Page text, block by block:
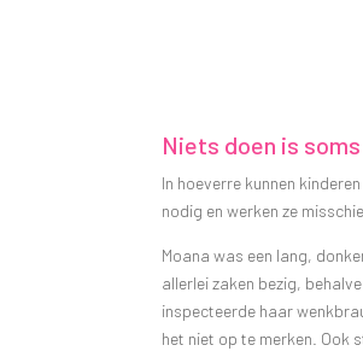
Niets doen is
In hoeverre kunnen
nodig en werken ze
Moana was een lang,
allerlei zaken bezig,
inspecteerde haar
het niet op te merken. Ook